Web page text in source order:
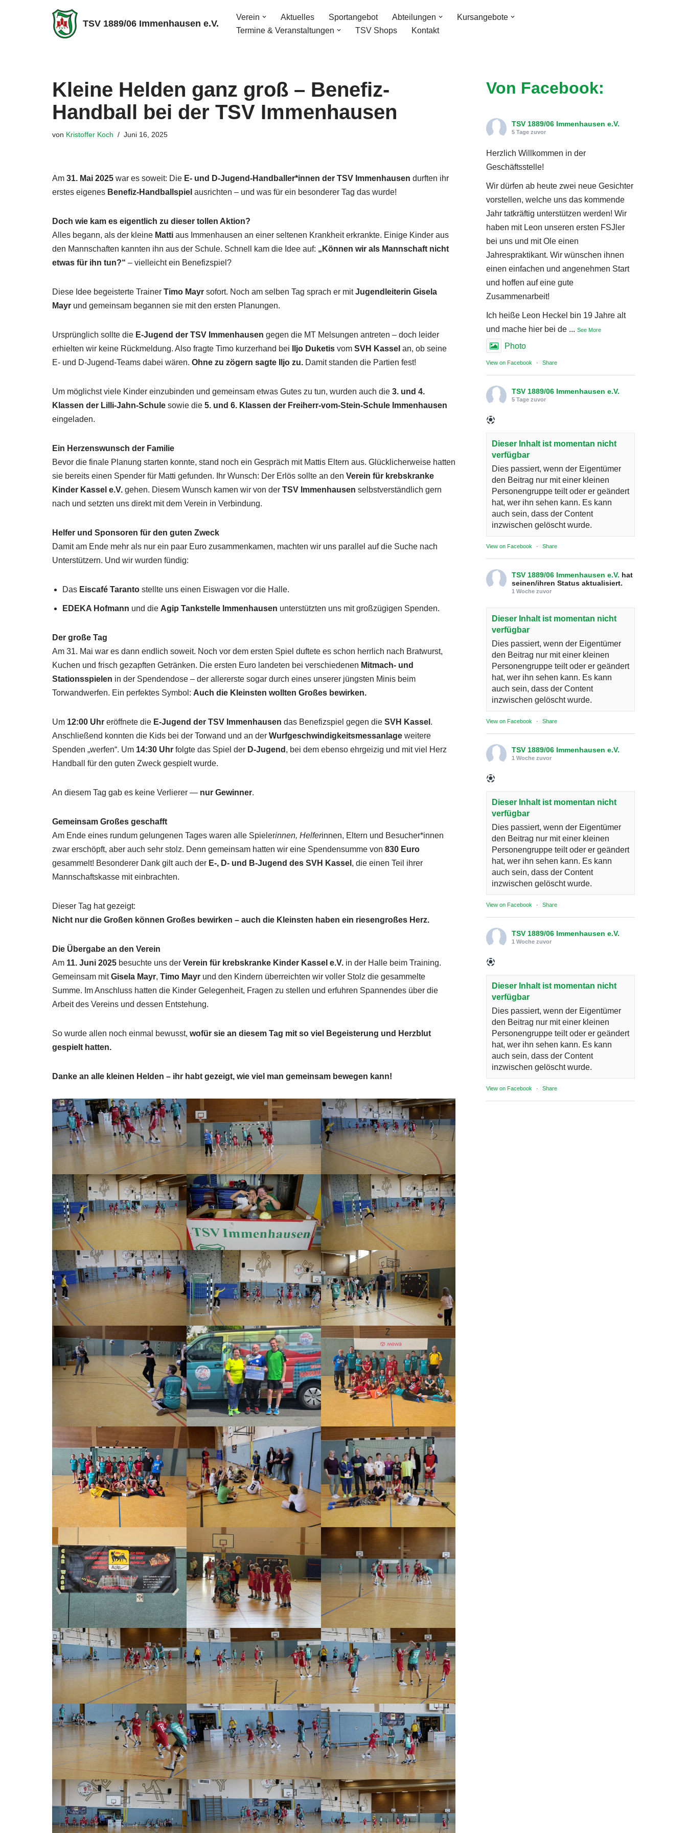
TSV 1889/06 Immenhausen e.V.
Verein Aktuelles Sportangebot Abteilungen
Kursangebote
Termine & Veranstaltungen
TSV Shops Kontakt
Kleine Helden ganz groß – Benefiz-
Handball bei der TSV Immenhausen
von Kristoffer Koch Juni 16, 2025
Am 31. Mai 2025 war es soweit: Die E- und D-Jugend-Handballer*innen der TSV Immenhausen durften ihr
erstes eigenes Benefiz-Handballspiel ausrichten – und was für ein besonderer Tag das wurde!
Doch wie kam es eigentlich zu dieser tollen Aktion?
Alles begann, als der kleine Matti aus Immenhausen an einer seltenen Krankheit erkrankte. Einige Kinder aus
den Mannschaften kannten ihn aus der Schule. Schnell kam die Idee auf: „Können wir als Mannschaft nicht
etwas für ihn tun?“ – vielleicht ein Benefizspiel?
Diese Idee begeisterte Trainer Timo Mayr sofort. Noch am selben Tag sprach er mitJugendleiterin Gisela
Mayr und gemeinsam begannen sie mit den ersten Planungen.
Ursprünglich sollte die E-Jugend der TSV Immenhausen gegen die MT Melsungen antreten – doch leider
erhielten wir keine Rückmeldung. Also fragte Timo kurzerhand bei
Iljo Duketis vom SVH Kassel an, ob seine
E- und D-Jugend-Teams dabei wären. Ohne zu zögern sagte Iljo zu. Damit standen die Partien fest!
Um möglichst viele Kinder einzubinden und gemeinsam etwas Gutes zu tun, wurden auch die 3. und 4.
Klassen der Lilli-Jahn-Schule sowie die 5. und 6. Klassen der Freiherr-vom-Stein-Schule Immenhausen
eingeladen.
Ein Herzenswunsch der Familie
Bevor die finale Planung starten konnte, stand noch ein Gespräch mit Mattis Eltern aus. Glücklicherweise hatten
sie bereits einen Spender für Matti gefunden. Ihr Wunsch: Der Erlös sollte an den Verein für krebskranke
Kinder Kassel e.V. gehen. Diesem Wunsch kamen wir von der TSV Immenhausen selbstverständlich gern
nach und setzten uns direkt mit dem Verein in Verbindung.
Helfer und Sponsoren für den guten Zweck
Damit am Ende mehr als nur ein paar Euro zusammenkamen, machten wir uns parallel auf die Suche nach
Unterstützern. Und wir wurden fündig:
Das Eiscafé Taranto stellte uns einen Eiswagen vor die Halle.
EDEKA Hofmann und die Agip Tankstelle Immenhausen unterstützten uns mit großzügigen Spenden.
Der große Tag
Am 31. Mai war es dann endlich soweit. Noch vor dem ersten Spiel duftete es schon herrlich nach Bratwurst,
Kuchen und frisch gezapften Getränken. Die ersten Euro landeten bei verschiedenen Mitmach- und
Stationsspielen in der Spendendose – der allererste sogar durch eines unserer jüngsten Minis beim
Torwandwerfen. Ein perfektes Symbol: Auch die Kleinsten wollten Großes bewirken.
Um 12:00 Uhr eröffnete die E-Jugend der TSV Immenhausen das Benefizspiel gegen die SVH Kassel .
Anschließend konnten die Kids bei der Torwand und an der Wurfgeschwindigkeitsmessanlage weitere
Spenden „werfen“. Um 14:30 Uhr folgte das Spiel der D-Jugend , bei dem ebenso ehrgeizig und mit viel Herz
Handball für den guten Zweck gespielt wurde.
An diesem Tag gab es keine Verlierer — nur Gewinner.
Gemeinsam Großes geschafft
Am Ende eines rundum gelungenen Tages waren alle Spielerinnen, Helferinnen, Eltern und Besucher*innen
zwar erschöpft, aber auch sehr stolz. Denn gemeinsam hatten wir eine Spendensumme von 830 Euro
gesammelt! Besonderer Dank gilt auch der E-, D- und B-Jugend des SVH Kassel , die einen Teil ihrer
Mannschaftskasse mit einbrachten.
Dieser Tag hat gezeigt:
Nicht nur die Großen können Großes bewirken – auch die Kleinsten haben ein riesengroßes Herz.
Die Übergabe an den Verein
Am 11. Juni 2025 besuchte uns der Verein für krebskranke Kinder Kassel e.V. in der Halle beim Training.
Gemeinsam mitGisela Mayr, Timo Mayr und den Kindern überreichten wir voller Stolz die gesammelte
Summe. Im Anschluss hatten die Kinder Gelegenheit, Fragen zu stellen und erfuhren Spannendes über die
Arbeit des Vereins und dessen Entstehung.
So wurde allen noch einmal bewusst, wofür sie an diesem Tag mit so viel Begeisterung und Herzblut
gespielt hatten.
Danke an alle kleinen Helden – ihr habt gezeigt, wie viel man gemeinsam bewegen kann!
Von Facebook:
TSV 1889/06 Immenhausen e.V.
5 Tage zuvor
Herzlich Willkommen in der
Geschäftsstelle!
Wir dürfen ab heute zwei neue Gesichter
vorstellen, welche uns das kommende
Jahr tatkräftig unterstützen werden! Wir
haben mit Leon unseren ersten FSJler
bei uns und mit Ole einen
Jahrespraktikant. Wir wünschen ihnen
einen einfachen und angenehmen Start
und hoffen auf eine gute
Zusammenarbeit!
Ich heiße Leon Heckel bin 19 Jahre alt
und mache hier bei de ... See More
Photo
View on Facebook · Share
TSV 1889/06 Immenhausen e.V.
5 Tage zuvor
Dieser Inhalt ist momentan nicht
verfügbar
Dies passiert, wenn der Eigentümer
den Beitrag nur mit einer kleinen
Personengruppe teilt oder er geändert
hat, wer ihn sehen kann. Es kann
auch sein, dass der Content
inzwischen gelöscht wurde.
View on Facebook · Share
TSV 1889/06 Immenhausen e.V. hat
seinen/ihren Status aktualisiert.
1 Woche zuvor
Dieser Inhalt ist momentan nicht
verfügbar
Dies passiert, wenn der Eigentümer
den Beitrag nur mit einer kleinen
Personengruppe teilt oder er geändert
hat, wer ihn sehen kann. Es kann
auch sein, dass der Content
inzwischen gelöscht wurde.
View on Facebook · Share
TSV 1889/06 Immenhausen e.V.
1 Woche zuvor
Dieser Inhalt ist momentan nicht
verfügbar
Dies passiert, wenn der Eigentümer
den Beitrag nur mit einer kleinen
Personengruppe teilt oder er geändert
hat, wer ihn sehen kann. Es kann
auch sein, dass der Content
inzwischen gelöscht wurde.
View on Facebook · Share
TSV 1889/06 Immenhausen e.V.
1 Woche zuvor
Dieser Inhalt ist momentan nicht
verfügbar
Dies passiert, wenn der Eigentümer
den Beitrag nur mit einer kleinen
Personengruppe teilt oder er geändert
hat, wer ihn sehen kann. Es kann
auch sein, dass der Content
inzwischen gelöscht wurde.
View on Facebook · Share